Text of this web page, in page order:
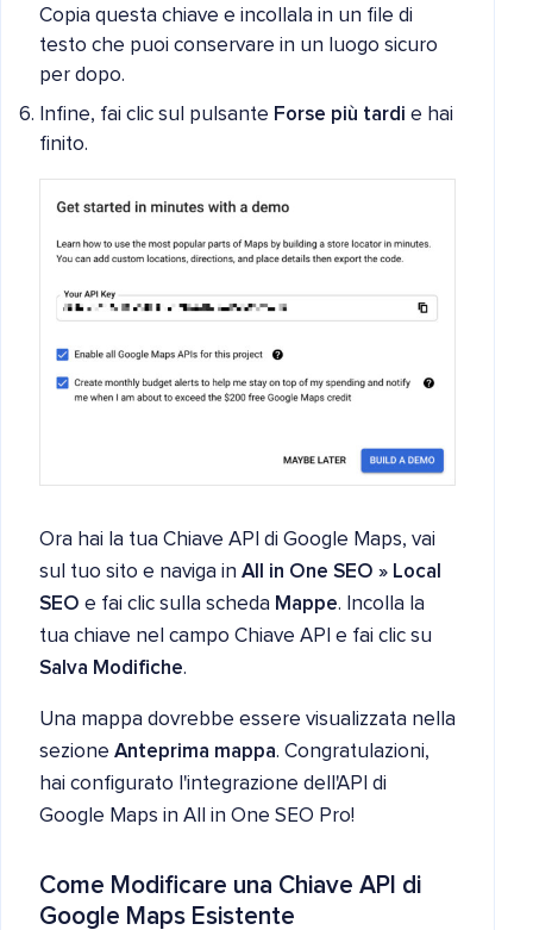
Copia questa chiave e incollala in un file di
testo che puoi conservare in un luogo sicuro
per dopo.
Infine, fai clic sul pulsante Forse più tardi e hai
finito.
Ora hai la tua Chiave API di Google Maps, vai
sul tuo sito e naviga in All in One SEO » Local
SEO e fai clic sulla scheda Mappe. Incolla la
tua chiave nel campo Chiave API e fai clic su
Salva Modifiche.
Una mappa dovrebbe essere visualizzata nella
sezione Anteprima mappa. Congratulazioni,
hai configurato l'integrazione dell'API di
Google Maps in All in One SEO Pro!
Come Modificare una Chiave API di
Google Maps Esistente